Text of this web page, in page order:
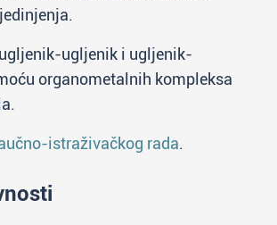
ugljenik i ugljenik-
organometalnih kompleksa
istraživačkog rada.